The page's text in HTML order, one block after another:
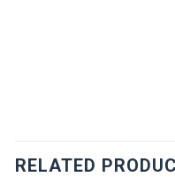
RELATED